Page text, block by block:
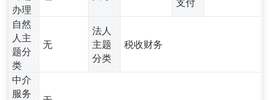
办理
自然
人主
题分
类
无
法人
主题
分类
税收财务
中介
服务